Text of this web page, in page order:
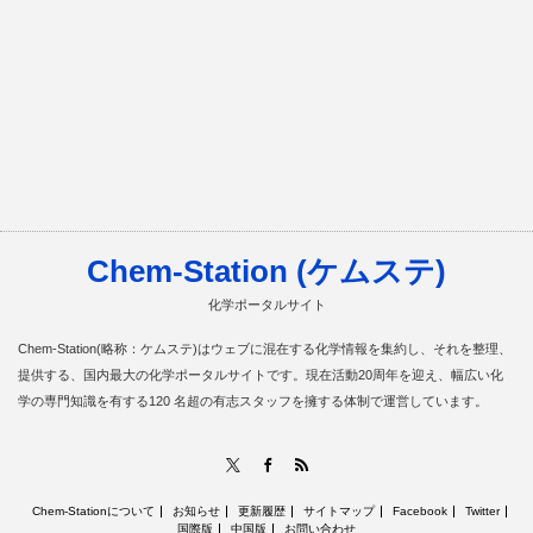
Chem-Station (ケムステ)
化学ポータルサイト
Chem-Station(略称：ケムステ)はウェブに混在する化学情報を集約し、それを整理、
提供する、国内最大の化学ポータルサイトです。現在活動20周年を迎え、幅広い化
学の専門知識を有する120 名超の有志スタッフを擁する体制で運営しています。
Facebook
Chem-Stationについて お知らせ 更新履歴 サイトマップ Facebook
Twitter
国際版
中国版 お問い合わせ